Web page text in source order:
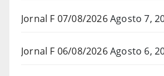
Jornal F 07/08/2026Agosto 7,
Jornal F 06/08/2026Agosto 6,